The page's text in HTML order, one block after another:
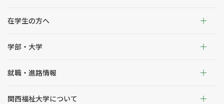
在学生の方へ
学部・大学
就職・進路情報
関西福祉大学について